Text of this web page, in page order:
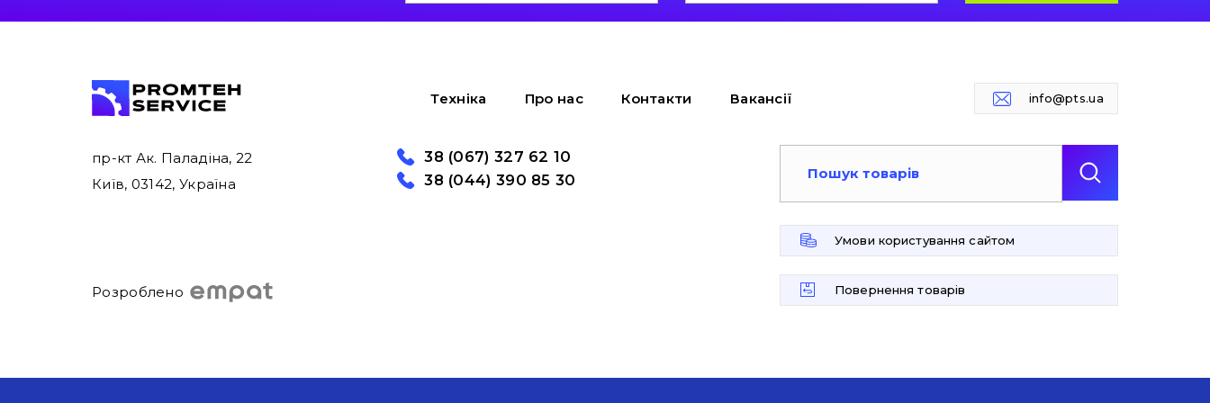
Техніка Про нас Контакти Вакансії info@pts.ua
пр-кт Ак. Паладіна, 22
Київ, 03142, Україна
Розроблено
38 (067) 327 62 10
38 (044) 390 85 30
Умови користування сайтом
Повернення товарів